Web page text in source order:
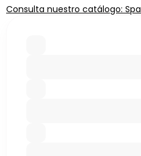
Consulta nuestro catálogo: Spa